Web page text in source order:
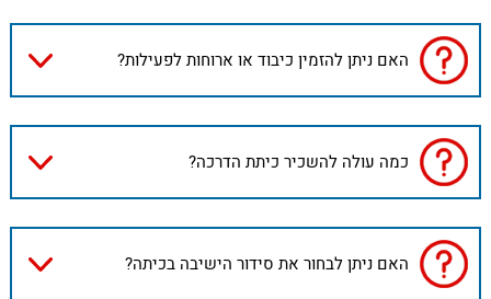
האם ניתן להזמין כיבוד או ארוחות לפעילות?
כמה עולה להשכיר כיתת הדרכה?
האם ניתן לבחור את סידור הישיבה בכיתה?